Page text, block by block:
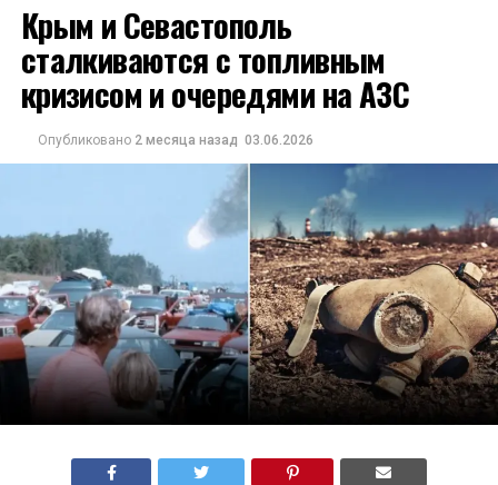
Крым и Севастополь
сталкиваются с топливным
кризисом и очередями на АЗС
Опубликовано 2 месяца назад 03.06.2026